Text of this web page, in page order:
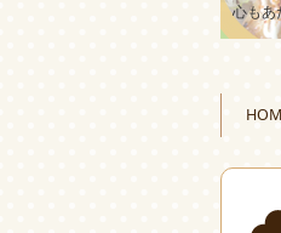
心もあ
常にオ